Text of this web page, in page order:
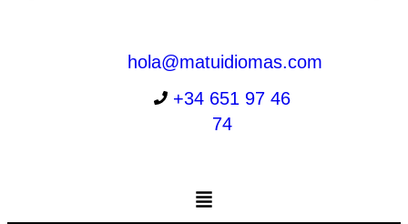
hola@matuidiomas.com
+34 651 97 46
74
Menú